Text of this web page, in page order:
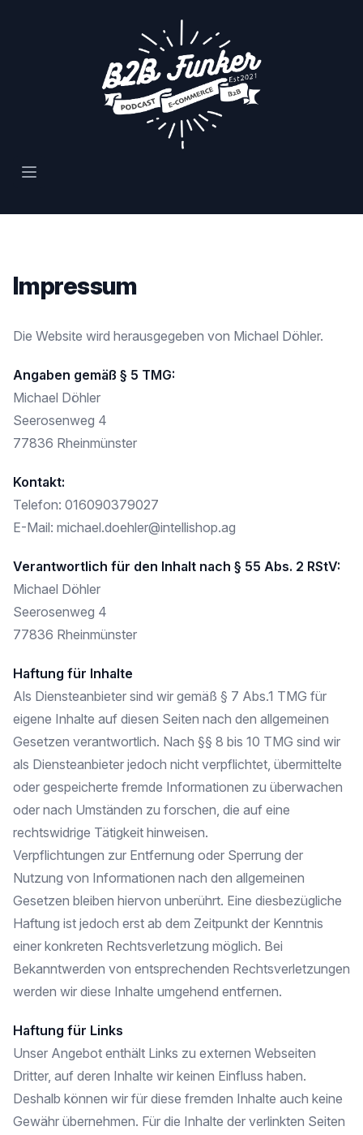
Open main menu
Impressum
Die Website wird herausgegeben von Michael Döhler.
Angaben gemäß § 5 TMG:
Michael Döhler
Seerosenweg 4
77836 Rheinmünster
Kontakt:
Telefon: 016090379027
E-Mail: michael.doehler@intellishop.ag
Verantwortlich für den Inhalt nach § 55 Abs. 2 RStV:
Michael Döhler
Seerosenweg 4
77836 Rheinmünster
Haftung für Inhalte
Als Diensteanbieter sind wir gemäß § 7 Abs.1 TMG für
eigene Inhalte auf diesen Seiten nach den allgemeinen
Gesetzen verantwortlich. Nach §§ 8 bis 10 TMG sind wir
als Diensteanbieter jedoch nicht verpflichtet, übermittelte
oder gespeicherte fremde Informationen zu überwachen
oder nach Umständen zu forschen, die auf eine
rechtswidrige Tätigkeit hinweisen.
Verpflichtungen zur Entfernung oder Sperrung der
Nutzung von Informationen nach den allgemeinen
Gesetzen bleiben hiervon unberührt. Eine diesbezügliche
Haftung ist jedoch erst ab dem Zeitpunkt der Kenntnis
einer konkreten Rechtsverletzung möglich. Bei
Bekanntwerden von entsprechenden Rechtsverletzungen
werden wir diese Inhalte umgehend entfernen.
Haftung für Links
Unser Angebot enthält Links zu externen Webseiten
Dritter, auf deren Inhalte wir keinen Einfluss haben.
Deshalb können wir für diese fremden Inhalte auch keine
Gewähr übernehmen. Für die Inhalte der verlinkten Seiten